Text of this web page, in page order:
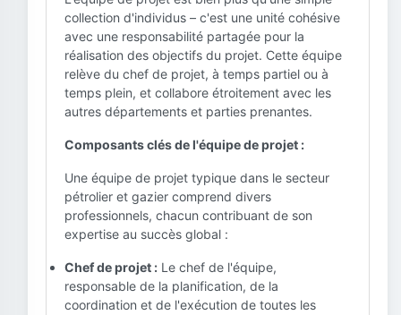
collection d'individus – c'est une unité cohésive
avec une responsabilité partagée pour la
réalisation des objectifs du projet. Cette équipe
relève du chef de projet, à temps partiel ou à
temps plein, et collabore étroitement avec les
autres départements et parties prenantes.
Composants clés de l'équipe de projet :
Une équipe de projet typique dans le secteur
pétrolier et gazier comprend divers
professionnels, chacun contribuant de son
expertise au succès global :
Chef de projet : Le chef de l'équipe,
responsable de la planification, de la
coordination et de l'exécution de toutes les